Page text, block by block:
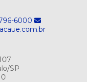
6000
SP